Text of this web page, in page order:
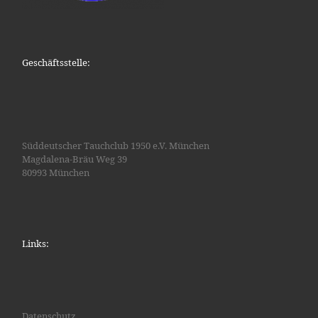
Geschäftsstelle:
Süddeutscher Tauchclub 1950 e.V. München
Magdalena-Bräu Weg 39
80993 München
Links: